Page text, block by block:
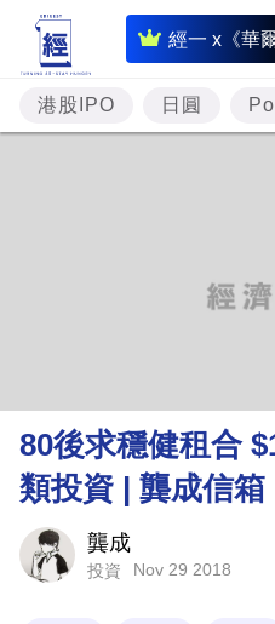
經一 x《華
即
時
財
經
理
財
商
科
港股IPO 日圓
80後求穩健租合
類投資 | 龔成信箱
龔成
投資 Nov 29 2018